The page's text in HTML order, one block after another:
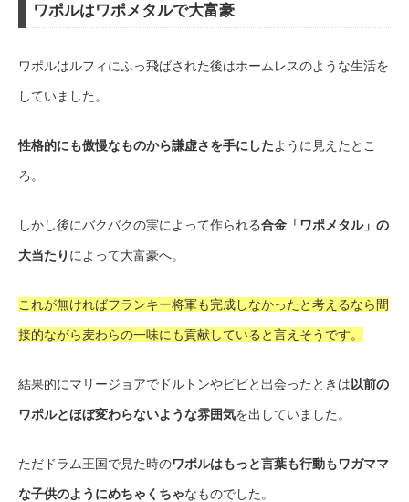
ワポルはワポメタルで大富豪
ワポルはルフィにふっ飛ばされた後はホームレスのような生活を
していました。
性格的にも傲慢なものから謙虚さを手にしたように見えたとこ
ろ。
しかし後にバクバクの実によって作られる合金「ワポメタル」の
大当たり によって大富豪へ。
これが無ければフランキー将軍も完成しなかったと考えるなら間
接的ながら麦わらの一味にも貢献していると言えそうです。
結果的にマリージョアでドルトンやビビと出会ったときは以前の
ワポルとほぼ変わらないような雰囲気を出していました。
ただドラム王国で見た時のワポルはもっと言葉も行動もワガママ
な子供のようにめちゃくちゃなものでした。